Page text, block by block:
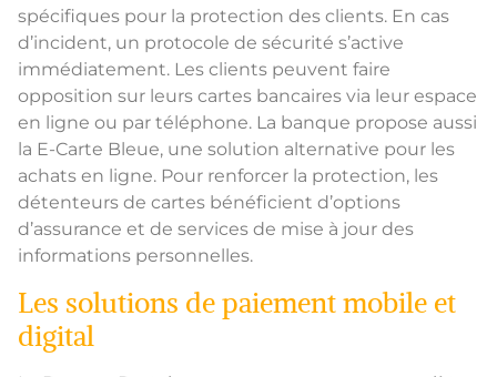
spécifiques pour la protection des clients. En cas
d’incident, un protocole de sécurité s’active
immédiatement. Les clients peuvent faire
opposition sur leurs cartes bancaires via leur espace
en ligne ou par téléphone. La banque propose aussi
la E-Carte Bleue, une solution alternative pour les
achats en ligne. Pour renforcer la protection, les
détenteurs de cartes bénéficient d’options
d’assurance et de services de mise à jour des
informations personnelles.
Les solutions de paiement mobile et
digital